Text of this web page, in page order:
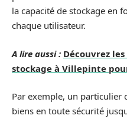
la capacité de stockage en
chaque utilisateur.
A lire aussi : Découvrez
stockage à Villepinte
Par exemple, un particulier
biens en toute sécurité